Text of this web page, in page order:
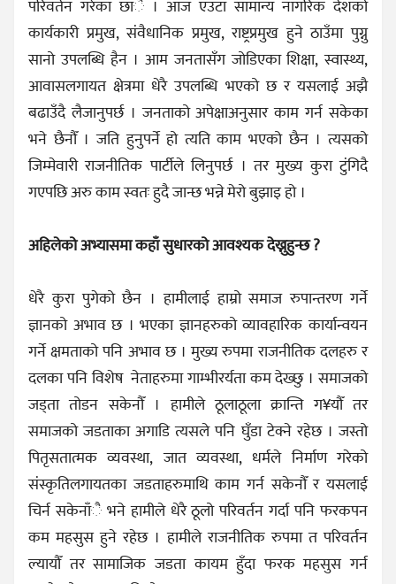
परिवर्तन गरेका छाँै । आज एउटा सामान्य नागरिक देशको
कार्यकारी प्रमुख, संवैधानिक प्रमुख, राष्ट्रप्रमुख हुने ठाउँमा पुग्नु
सानो उपलब्धि हैन । आम जनतासँग जोडिएका शिक्षा, स्वास्थ्य,
आवासलगायत क्षेत्रमा धेरै उपलब्धि भएको छ र यसलाई अझै
बढाउँदै लैजानुपर्छ । जनताको अपेक्षाअनुसार काम गर्न सकेका
भने छैनौँ । जति हुनुपर्ने हो त्यति काम भएको छैन । त्यसको
जिम्मेवारी राजनीतिक पार्टीले लिनुपर्छ । तर मुख्य कुरा टुंगिदै
गएपछि अरु काम स्वतः हुदै जान्छ भन्ने मेरो बुझाइ हो ।
अहिलेको अभ्यासमा कहाँ सुधारको आवश्यक देख्नुहुन्छ ?
धेरै कुरा पुगेको छैन । हामीलाई हाम्रो समाज रुपान्तरण गर्ने
ज्ञानको अभाव छ । भएका ज्ञानहरुको व्यावहारिक कार्यान्वयन
गर्ने क्षमताको पनि अभाव छ । मुख्य रुपमा राजनीतिक दलहरु र
दलका पनि विशेष नेताहरुमा गाम्भीरर्यता कम देख्छु । समाजको
जड्ता तोडन सकेनौँ । हामीले ठूलाठूला क्रान्ति ग¥यौँ तर
समाजको जडताका अगाडि त्यसले पनि घुँडा टेक्ने रहेछ । जस्तो
पितृसतात्मक व्यवस्था, जात व्यवस्था, धर्मले निर्माण गरेको
संस्कृतिलगायतका जडताहरुमाथि काम गर्न सकेनौँ र यसलाई
चिर्न सकेनाँै भने हामीले धेरै ठूलो परिवर्तन गर्दा पनि फरकपन
कम महसुस हुने रहेछ । हामीले राजनीतिक रुपमा त परिवर्तन
ल्यायौँ तर सामाजिक जडता कायम हुँदा फरक महसुस गर्न